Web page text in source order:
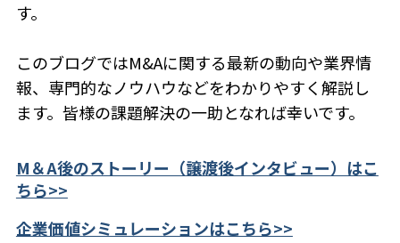
す。
このブログではM&Aに関する最新の動向や業界情
報、専門的なノウハウなどをわかりやすく解説し
ます。皆様の課題解決の一助となれば幸いです。
M＆A後のストーリー（譲渡後インタビュー）はこ
ちら>>
企業価値シミュレーションはこちら>>